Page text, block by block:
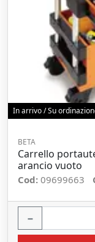
In arrivo / Su
BETA
Carrello
arancio vuoto
Cod: 09699663
−